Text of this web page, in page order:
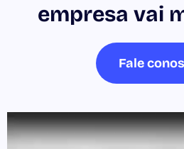
empresa vai
Fale